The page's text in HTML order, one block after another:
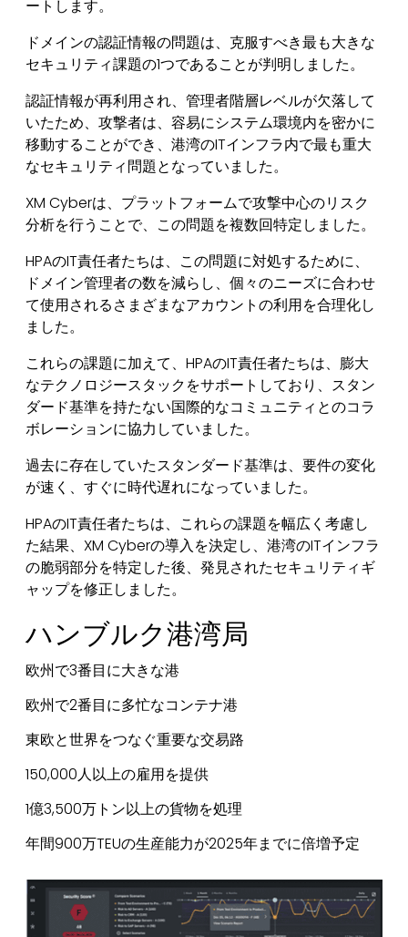
ートします。
ドメインの認証情報の問題は、克服すべき最も大きな
セキュリティ課題の1つであることが判明しました。
認証情報が再利用され、管理者階層レベルが欠落して
いたため、攻撃者は、容易にシステム環境内を密かに
移動することができ、港湾のITインフラ内で最も重大
なセキュリティ問題となっていました。
XM Cyberは、プラットフォームで攻撃中心のリスク
分析を行うことで、この問題を複数回特定しました。
HPAのIT責任者たちは、この問題に対処するために、
ドメイン管理者の数を減らし、個々のニーズに合わせ
て使用されるさまざまなアカウントの利用を合理化し
ました。
これらの課題に加えて、HPAのIT責任者たちは、膨大
なテクノロジースタックをサポートしており、スタン
ダード基準を持たない国際的なコミュニティとのコラ
ボレーションに協力していました。
過去に存在していたスタンダード基準は、要件の変化
が速く、すぐに時代遅れになっていました。
HPAのIT責任者たちは、これらの課題を幅広く考慮し
た結果、XM Cyberの導入を決定し、港湾のITインフラ
の脆弱部分を特定した後、発見されたセキュリティギ
ャップを修正しました。
ハンブルク港湾局
欧州で3番目に大きな港
欧州で2番目に多忙なコンテナ港
東欧と世界をつなぐ重要な交易路
150,000人以上の雇用を提供
1億3,500万トン以上の貨物を処理
年間900万TEUの生産能力が2025年までに倍増予定